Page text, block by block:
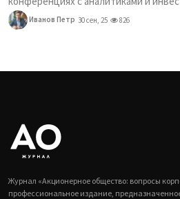
Иванов Петр 30 сен, 25 826
Журнал «Акционерное общество: вопросы
профессиональное издание,